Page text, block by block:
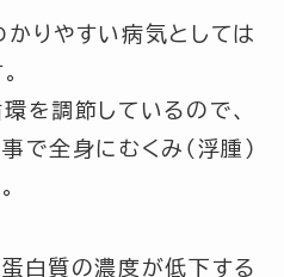
かりやすい病気としては
を調節しているので、
で全身にむくみ（浮腫）
白質の濃度が低下する